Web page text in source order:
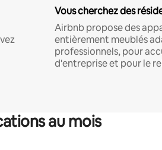
Vous cherchez des
Airbnb propose des
entièrement meublés
professionnels, pour
d'entreprise et pour le
au mois